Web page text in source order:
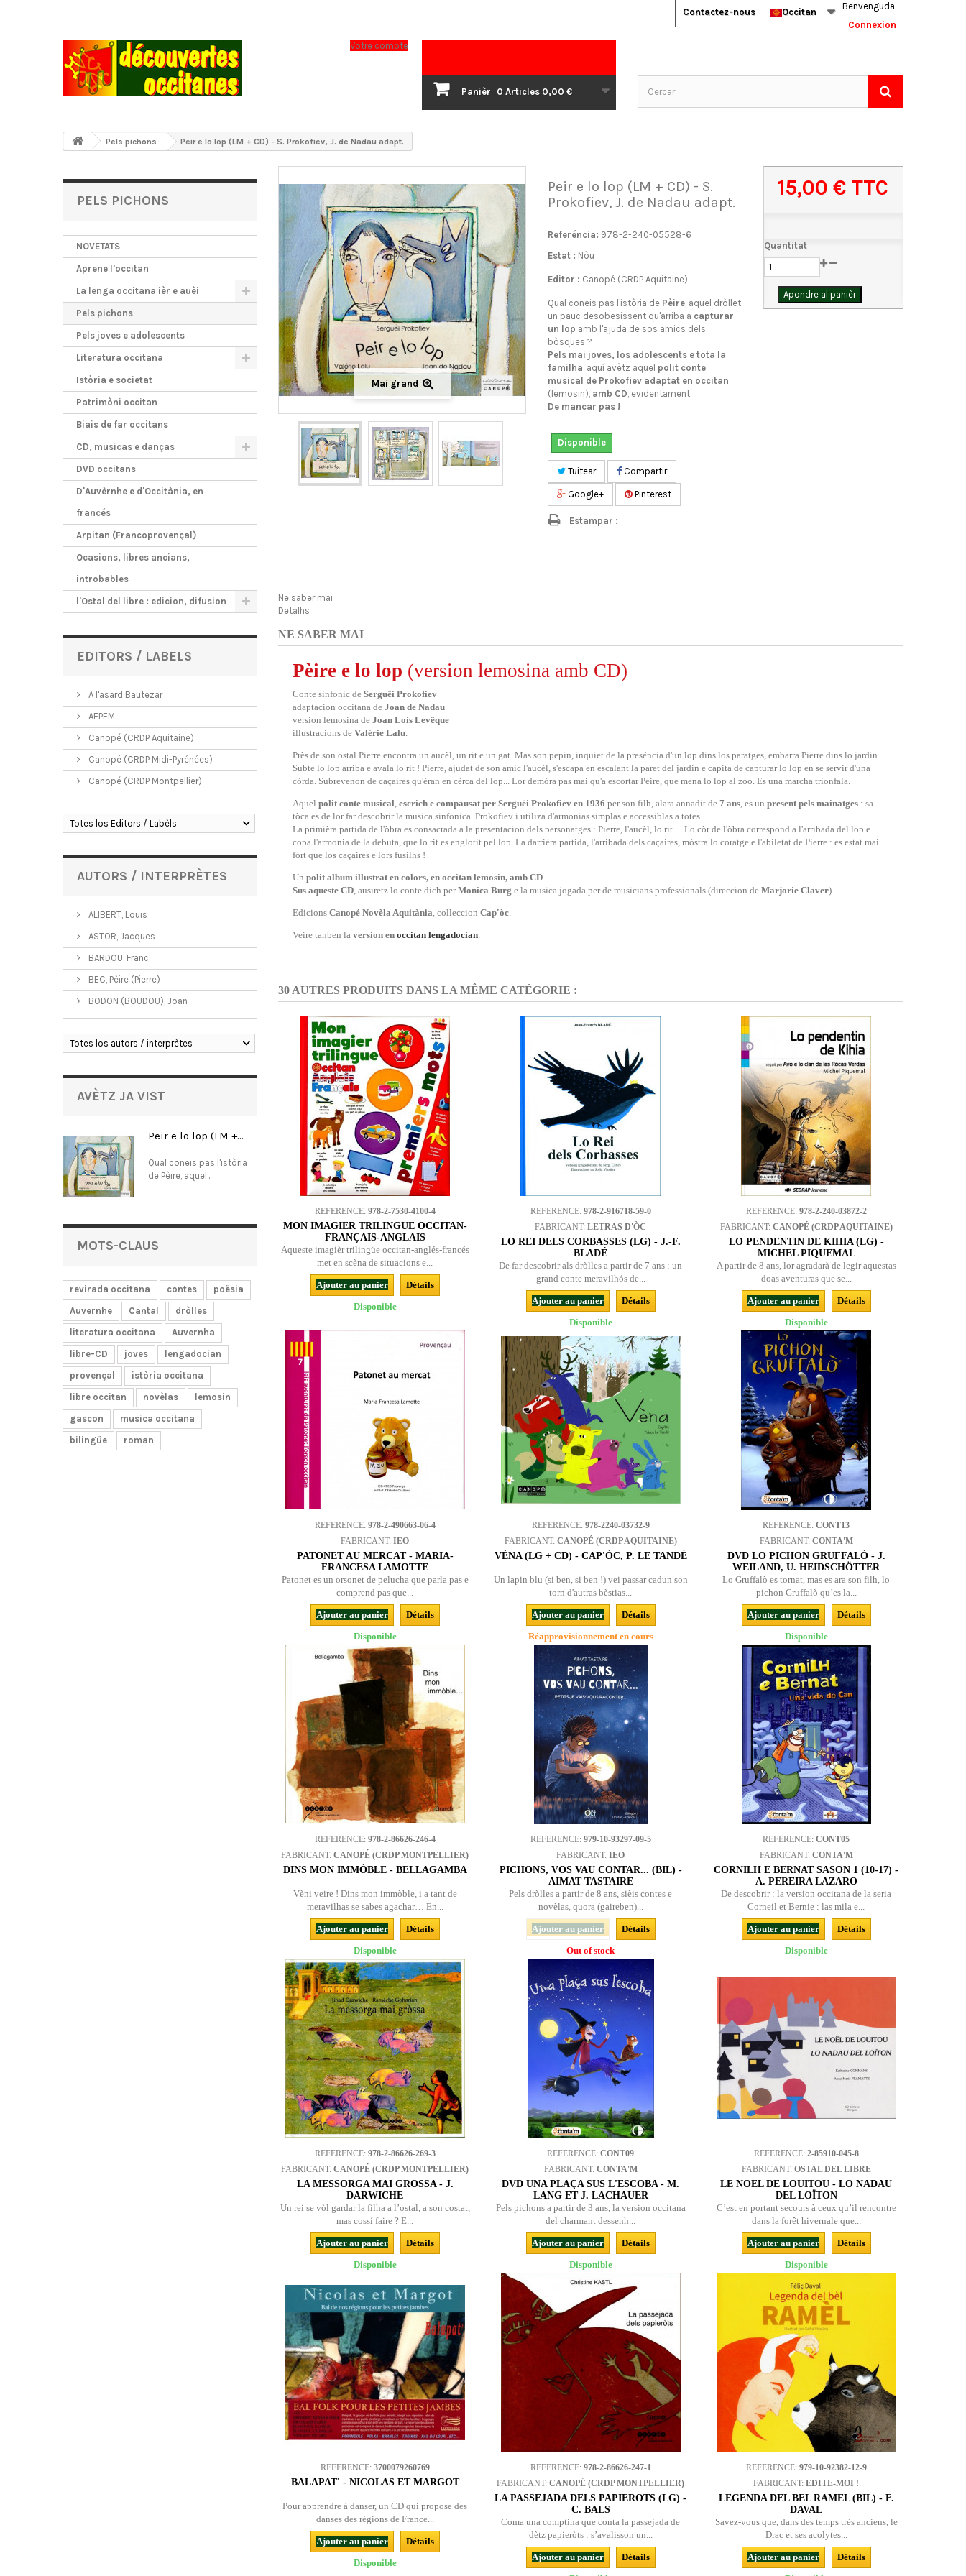
Benvenguda
Connexion
Occitan
Contactez-nous
Panièr 0 Articles 0,00 €
Votre compte
Pels pichons Peir e lo lop (LM + CD) - S. Prokofiev, J. de Nadau adapt.
PELS PICHONS
NOVETATS
Aprene l'occitan
La lenga occitana ièr e auèi
Pels pichons
Pels joves e adolescents
Literatura occitana
Istòria e societat
Patrimòni occitan
Biais de far occitans
CD, musicas e danças
DVD occitans
D'Auvèrnhe e d'Occitània, en
francés
Arpitan (Francoprovençal)
Ocasions, libres ancians,
introbables
l'Ostal del libre : edicion, difusion
EDITORS / LABELS
A l'asard Bautezar
AEPEM
Canopé (CRDP Aquitaine)
Canopé (CRDP Midi-Pyrénées)
Canopé (CRDP Montpellier)
Totes los Editors / Labèls
AUTORS / INTERPRÈTES
ALIBERT, Louis
ASTOR, Jacques
BARDOU, Franc
BEC, Pèire (Pierre)
BODON (BOUDOU), Joan
Totes los autors / interprètes
AVÈTZ JA VIST
Peir e lo lop (LM +...
Qual coneis pas l'istòria
de Pèire, aquel...
MOTS-CLAUS
revirada occitana contes
poësia
Auvernhe
Cantal
dròlles
literatura occitana
Auvernha
libre-CD
joves
lengadocian
provençal
istòria occitana
libre occitan
novèlas
lemosin
gascon
musica occitana
bilingüe
roman
Mai grand
Peir e lo lop (LM + CD) - S.
Prokofiev, J. de Nadau adapt.
Referéncia: 978-2-240-05528-6
Estat : Nòu
Editor : Canopé (CRDP Aquitaine)
Qual coneis pas l'istòria de Pèire, aquel dròllet
un pauc desobesissent qu'arriba a capturar
un lop amb l'ajuda de sos amics dels
bòsques ?
Pels mai joves, los adolescents e tota la
familha, aquí avètz aquel polit conte
musical de Prokofiev adaptat en occitan
(lemosin), amb CD, evidentament.
De mancar pas !
Disponible
Tuitear Compartir
Google+ Pinterest
Estampar :
15,00 €TTC
Quantitat
Apondre al panièr
Ne saber mai
Detalhs
NE SABER MAI
Pèire e lo lop (version lemosina amb CD)
Conte sinfonic de Serguëi Prokofiev
adaptacion occitana de Joan de Nadau
version lemosina de Joan Loís Levêque
illustracions de Valérie Lalu.
Près de son ostal Pierre encontra un aucèl, un rit e un gat. Mas son pepin, inquiet de la preséncia d'un lop dins los paratges, embarra Pierre dins lo jardin.
Subte lo lop arriba e avala lo rit ! Pierre, ajudat de son amic l'aucèl, s'escapa en escalant la paret del jardin e capita de capturar lo lop en se servir d'una
còrda. Subrevenon de caçaires qu'èran en cèrca del lop... Lor demòra pas mai qu'a escortar Pèire, que mena lo lop al zòo. Es una marcha trionfala.
Aquel polit conte musical, escrich e compausat per Serguëi Prokofiev en 1936 per son filh, alara annadit de 7 ans, es un present pels mainatges : sa
tòca es de lor far descobrir la musica sinfonica. Prokofiev i utiliza d'armonias simplas e accessiblas a totes.
La primièra partida de l'òbra es consacrada a la presentacion dels personatges : Pierre, l'aucèl, lo rit… Lo còr de l'òbra correspond a l'arribada del lop e
copa l'armonia de la debuta, que lo rit es englotit pel lop. La darrièra partida, l'arribada dels caçaires, mòstra lo coratge e l'abiletat de Pierre : es estat mai
fòrt que los caçaires e lors fusilhs !
Un polit album illustrat en colors, en occitan lemosin, amb CD.
Sus aqueste CD, ausiretz lo conte dich perMonica Burg e la musica jogada per de musicians professionals (direccion de Marjorie Claver).
Edicions Canopé Novèla Aquitània, colleccion Cap'òc.
Veire tanben la version en occitan lengadocian.
30 AUTRES PRODUITS DANS LA MÊME CATÉGORIE :
REFERENCE: 978-2-7530-4100-4
MON IMAGIER TRILINGUE OCCITAN-
FRANÇAIS-ANGLAIS
Aqueste imagièr trilingüe occitan-anglés-francés
met en scèna de situacions e...
Ajouter au panier
Détails
Disponible
REFERENCE: 978-2-916718-59-0
FABRICANT:LETRAS D'ÒC
LO REI DELS CORBASSES (LG) - J.-F.
BLADÉ
De far descobrir als dròlles a partir de 7 ans : un
grand conte meravilhós de...
Ajouter au panier
Détails
Disponible
REFERENCE: 978-2-240-03872-2
FABRICANT: CANOPÉ (CRDP AQUITAINE)
LO PENDENTIN DE KIHIA (LG) -
MICHEL PIQUEMAL
A partir de 8 ans, lor agradarà de legir aquestas
doas aventuras que se...
Ajouter au panier
Détails
Disponible
REFERENCE: 978-2-490663-06-4
FABRICANT:IEO
PATONET AU MERCAT - MARIA-
FRANCESA LAMOTTE
Patonet es un orsonet de pelucha que parla pas e
comprend pas que...
Ajouter au panier
Détails
Disponible
REFERENCE: 978-2240-03732-9
FABRICANT: CANOPÉ (CRDP AQUITAINE)
VÈNA (LG + CD) - CAP'ÒC, P. LE TANDÉ
Un lapin blu (si ben, si ben !) vei passar cadun son
torn d'autras bèstias...
Ajouter au panier
Détails
Réapprovisionnement en cours
REFERENCE:CONT13
FABRICANT: CONTA'M
DVD LO PICHON GRUFFALÒ - J.
WEILAND, U. HEIDSCHÖTTER
Lo Gruffalò es tornat, mas es ara son filh, lo
pichon Gruffalò qu’es la...
Ajouter au panier
Détails
Disponible
REFERENCE: 978-2-86626-246-4
FABRICANT:CANOPÉ (CRDP MONTPELLIER)
DINS MON IMMÒBLE - BELLAGAMBA
Vèni veire ! Dins mon immòble, i a tant de
meravilhas se sabes agachar… En...
Ajouter au panier
Détails
Disponible
REFERENCE: 979-10-93297-09-5
FABRICANT:IEO
PICHONS, VOS VAU CONTAR... (BIL) -
AIMAT TASTAIRE
Pels dròlles a partir de 8 ans, sièis contes e
novèlas, quora (gaireben)...
Ajouter au panier
Détails
Out of stock
REFERENCE:CONT05
FABRICANT: CONTA'M
CORNILH E BERNAT SASON 1 (10-17) -
A. PEREIRA LAZARO
De descobrir : la version occitana de la seria
Corneil et Bernie : las mila e...
Ajouter au panier
Détails
Disponible
REFERENCE: 978-2-86626-269-3
FABRICANT:CANOPÉ (CRDP MONTPELLIER)
LA MESSORGA MAI GRÒSSA - J.
DARWICHE
Un rei se vòl gardar la filha a l’ostal, a son costat,
mas cossí faire ? E...
Ajouter au panier
Détails
Disponible
REFERENCE:CONT09
FABRICANT: CONTA'M
DVD UNA PLAÇA SUS L'ESCOBA - M.
LANG ET J. LACHAUER
Pels pichons a partir de 3 ans, la version occitana
del charmant dessenh...
Ajouter au panier
Détails
Disponible
REFERENCE: 2-85910-045-8
FABRICANT: OSTAL DEL LIBRE
LE NOËL DE LOUITOU - LO NADAU
DEL LOÏTON
C’est en portant secours à ceux qu’il rencontre
dans la forêt hivernale que...
Ajouter au panier
Détails
Disponible
REFERENCE: 3700079260769
BALAPAT' - NICOLAS ET MARGOT
Pour apprendre à danser, un CD qui propose des
danses des régions de France...
Ajouter au panier
Détails
Disponible
REFERENCE: 978-2-86626-247-1
FABRICANT:CANOPÉ (CRDP MONTPELLIER)
LA PASSEJADA DELS PAPIERÒTS (LG) -
C. BALS
Coma una comptina que conta la passejada de
dètz papieròts : s’avalisson un...
Ajouter au panier
Détails
REFERENCE: 979-10-92382-12-9
FABRICANT:EDITE-MOI !
LEGENDA DEL BÈL RAMEL (BIL) - F.
DAVAL
Savez-vous que, dans des temps très anciens, le
Drac et ses acolytes...
Ajouter au panier
Détails